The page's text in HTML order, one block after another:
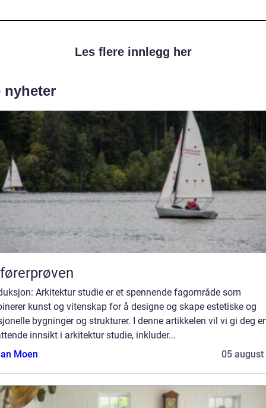
Les flere innlegg her
nyheter
Arkitektur studie er et spennende fagområde som
kunst og vitenskap for å designe og skape estetiske og
bygninger og strukturer. I denne artikkelen vil vi gi deg
innsikt i arkitektur studie, inkluder...
Moen
05 august